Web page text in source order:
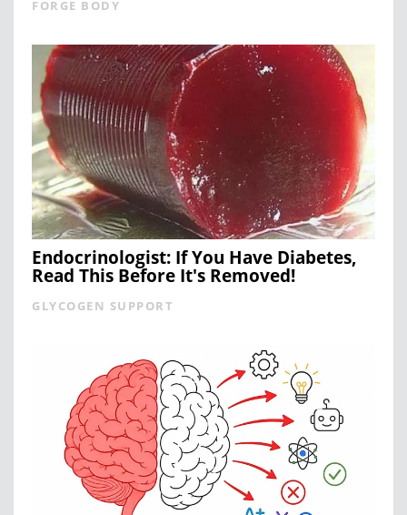
FORGE BODY
Endocrinologist: If You Have Diabetes,
Read This Before It's Removed!
GLYCOGEN SUPPORT